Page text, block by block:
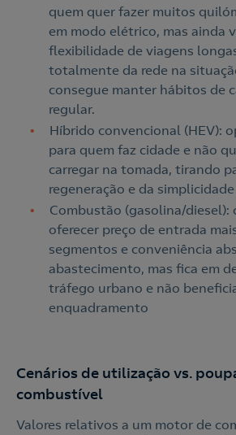
Contacte-nos
Contacte-nos para novas
o
Nós ligamos!
quem quer fazer muitos
em modo elétrico, mas ainda
flexibilidade de viagens
totalmente da rede na
consegue manter hábitos de
regular.
Híbrido convencional (HEV):
para quem faz cidade e não
carregar na tomada, tirando
regeneração e da
Combustão (gasolina/diesel):
oferecer preço de entrada
segmentos e conveniência
abastecimento, mas fica em
tráfego urbano e não
enquadramento
Cenários de utilização vs.
combustível
Valores relativos a um motor de